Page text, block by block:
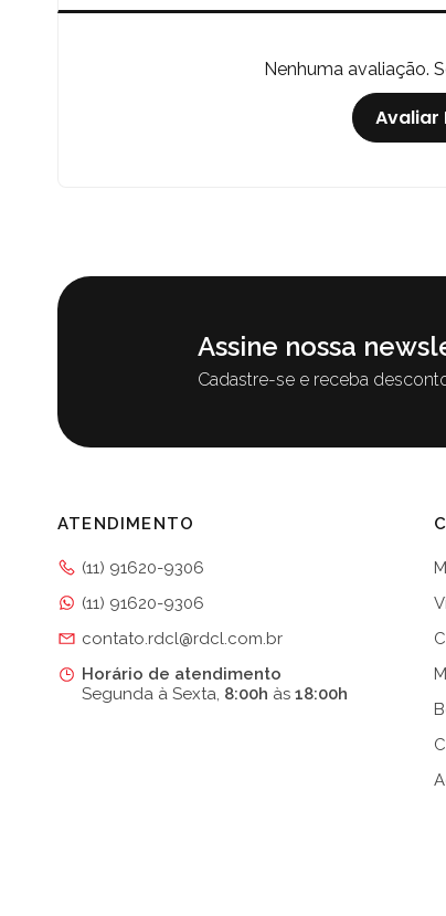
Nenhuma avaliação.
Avaliar
Assine nossa
Cadastre-se e receba
ATENDIMENTO
(11) 91620-9306
(11) 91620-9306
contato.rdcl@rdcl.com.br
Horário de atendimento
Segunda à Sexta, 8:00h às18:00h